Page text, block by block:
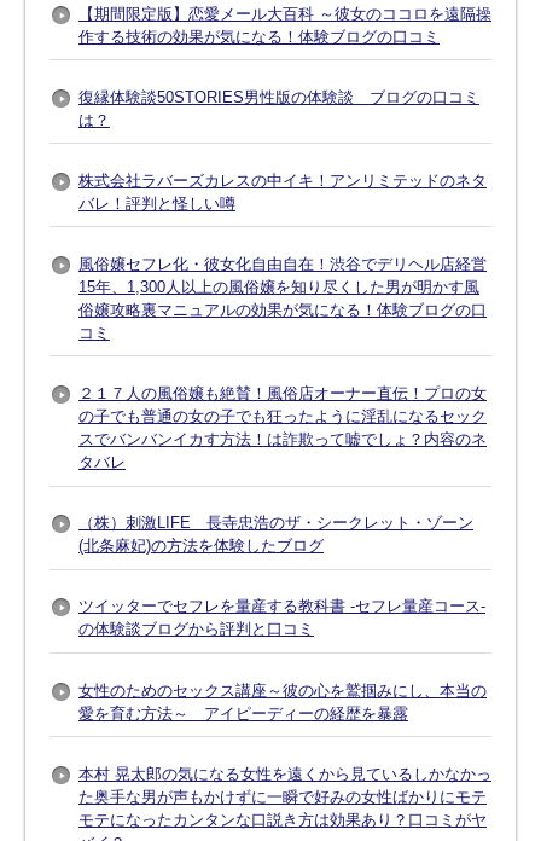
【期間限定版】恋愛メール大百科 ～彼女のココロを遠隔操
作する技術の効果が気になる！体験ブログの口コミ
復縁体験談50STORIES男性版の体験談 ブログの口コミ
は？
株式会社ラバーズカレスの中イキ！アンリミテッドのネタ
バレ！評判と怪しい噂
風俗嬢セフレ化・彼女化自由自在！渋谷でデリヘル店経営
15年、1,300人以上の風俗嬢を知り尽くした男が明かす風
俗嬢攻略裏マニュアルの効果が気になる！体験ブログの口
コミ
２１７人の風俗嬢も絶賛！風俗店オーナー直伝！プロの女
の子でも普通の女の子でも狂ったように淫乱になるセック
スでバンバンイカす方法！は詐欺って嘘でしょ？内容のネ
タバレ
（株）刺激LIFE 長寺忠浩のザ・シークレット・ゾーン
(北条麻妃)の方法を体験したブログ
ツイッターでセフレを量産する教科書 -セフレ量産コース-
の体験談ブログから評判と口コミ
女性のためのセックス講座～彼の心を鷲掴みにし、本当の
愛を育む方法～ アイピーディーの経歴を暴露
本村 晃太郎の気になる女性を遠くから見ているしかなかっ
た奥手な男が声もかけずに一瞬で好みの女性ばかりにモテ
モテになったカンタンな口説き方は効果あり？口コミがヤ